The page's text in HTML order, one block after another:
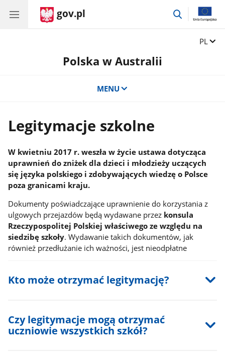
gov.pl
przejdź
Zmień
PL
Polska w Australii
MENU
Legitymacje szkolne
W kwietniu 2017 r. weszła w życie ustawa dotycząca
uprawnień do zniżek dla dzieci i młodzieży uczących
się języka polskiego i zdobywających wiedzę o Polsce
poza granicami kraju.
Dokumenty poświadczające uprawnienie do korzystania z
ulgowych przejazdów będą wydawane przez konsula
Rzeczypospolitej Polskiej właściwego ze względu na
siedzibę szkoły. Wydawanie takich dokumentów, jak
również przedłużanie ich ważności, jest nieodpłatne
Kto może otrzymać legitymację?
Czy legitymacje mogą otrzymać
uczniowie wszystkich szkół?